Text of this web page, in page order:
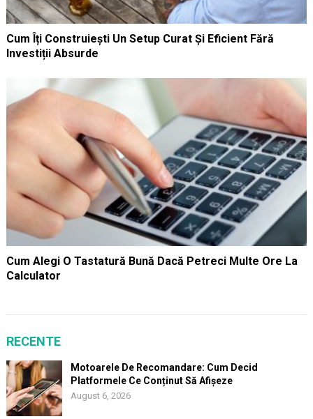
Cum Îți Construiești Un Setup Curat Și Eficient Fără
Investiții Absurde
Cum Alegi O Tastatură Bună Dacă Petreci Multe Ore La
Calculator
RECENTE
Motoarele De Recomandare: Cum Decid
Platformele Ce Conținut Să Afișeze
August 6, 2026